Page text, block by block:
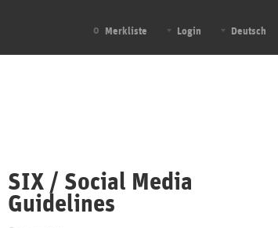
0 Merkliste Login Deutsch
SIX / Social Media
Guidelines